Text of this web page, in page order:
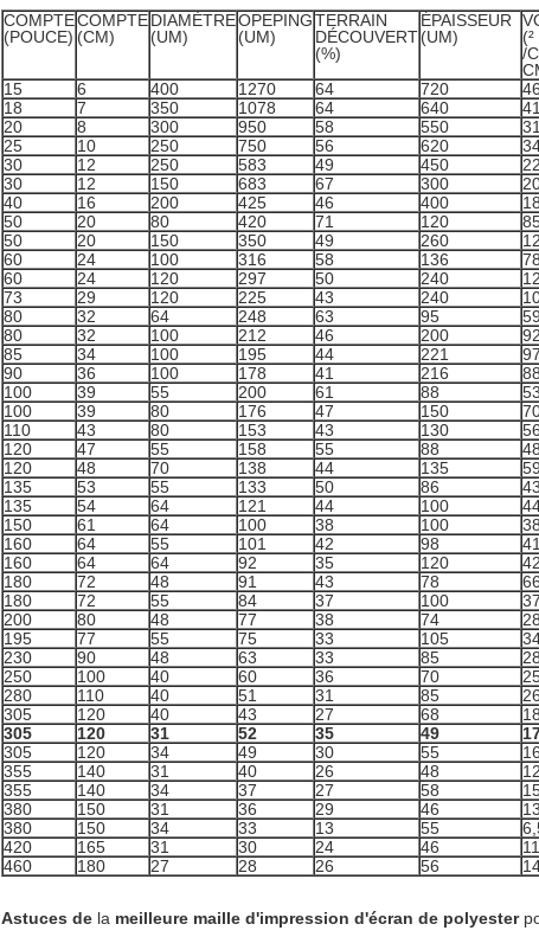
COMPTE
(POUCE)
COMPTE
(CM)
DIAMÈTRE
(UM)
OPEPING
(UM)
TERRAIN
DÉCOUVERT
(%)
ÉPAISSEUR
(UM)
/
15
6 400 1270 64 720
18
7 350 1078 64 640
20
8 300 950 58 550
25
10 250 750 56 620
30
12 250 583 49 450
30
12 150 683 67 300
40
16 200 425 46 400
50
20 80 420 71 120
50
20 150 350 49 260
60
24 100 316 58 136 78
60
24 120 297 50 240
73
29 120 225 43 240
80
32 64 248 63 95 59
80
32 100 212 46 200 92
85
34 100 195 44 221 97
90
36 100 178 41 216 88
100
39 55 200 61 88 53
100
39 80 176 47 150
110
43 80 153 43 130 56
120
47 55 158 55 88 48
120
48 70 138 44 135 59
135
53 55 133 50 86 43
135
54 64 121 44 100
150
61 64 100 38 100 38
160
64 55 101 42 98 41
160
64 64 92 35 120 42
180
72 48 91 43 78 66
180
72 55 84 37 100 37
200
80 48 77 38 74 28
195
77 55 75 33 105
230
90 48 63 33 85 28
250
100 40 60 36 70
280
110 40 51 31 85 26
305
120 40 43 27 68 18
305
120 31 52 35 49
305
120 34 49 30 55 16
355
140 31 40 26 48 12
355
140 34 37 27 58
380
150 31 36 29 46 13
380
150 34 33 13 55
420
165 31 30 24 46 11
460
180 27 28 26 56
Astuces de la meilleure maille d'impression d'écran de polyester